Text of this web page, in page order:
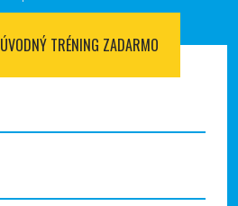
ÚVODNÝ TRÉNING ZADARMO